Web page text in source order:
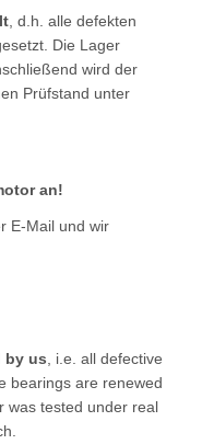
, d.h. alle defekten
Die Lager
wird der
Prüfstand unter
an!
E-Mail und wir
by us , i.e. all defective
bearings are renewed
was tested under real